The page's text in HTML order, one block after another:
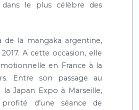
le plus célèbre des
de la mangaka argentine,
A cette occasion, elle
en France à la
Entre son passage au
la Japan Expo à Marseille,
d’une séance de